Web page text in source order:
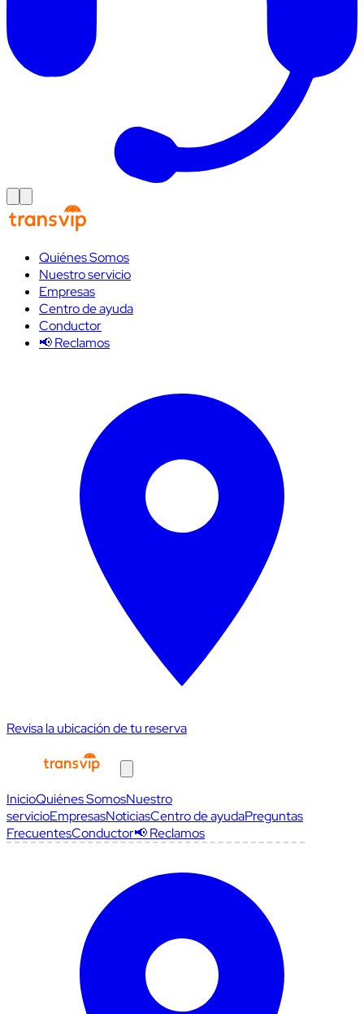
Quiénes Somos
Nuestro servicio
Empresas
Centro de ayuda
Conductor
📢 Reclamos
Revisa la ubicación de tu reserva
InicioQuiénes SomosNuestro
servicioEmpresasNoticiasCentro de ayudaPreguntas
FrecuentesConductor📢 Reclamos